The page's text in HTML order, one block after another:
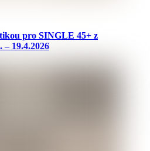
pro SINGLE 45+ z
– 19.4.2026